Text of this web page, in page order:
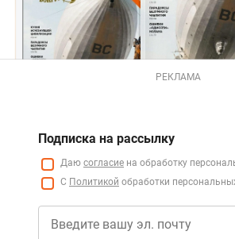
РЕКЛАМА
Подписка на рассылку
Даю согласие на обработку
С Политикой обработки